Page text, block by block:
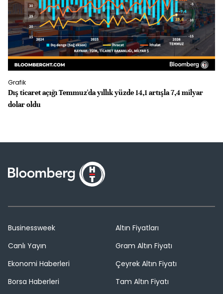
Grafik
Dış ticaret açığı Temmuz'da yıllık yüzde 14,1 artışla 7,4 milyar
dolar oldu
Businessweek
Canlı Yayın
Ekonomi Haberleri
Borsa Haberleri
Altın Fiyatları
Gram Altın Fiyatı
Çeyrek Altın Fiyatı
Tam Altın Fiyatı